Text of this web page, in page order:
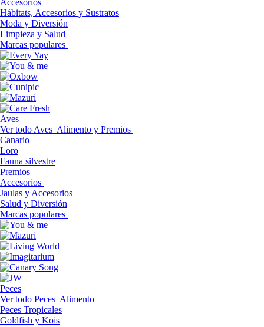
Accesorios
Hábitats, Accesorios y Sustratos
Moda y Diversión
Limpieza y Salud
Marcas populares
Aves
Ver todo Aves Alimento y Premios
Canario
Loro
Fauna silvestre
Premios
Accesorios
Jaulas y Accesorios
Salud y Diversión
Marcas populares
Peces
Ver todo Peces Alimento
Peces Tropicales
Goldfish y Kois